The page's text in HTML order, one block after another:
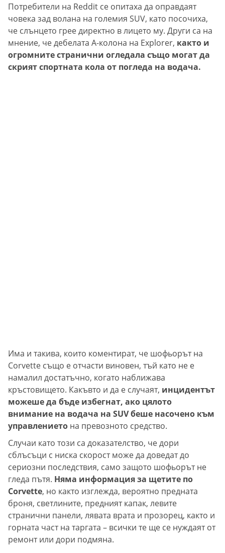
Потребители на Reddit се опитаха да оправдаят
човека зад волана на големия SUV, като посочиха,
че слънцето грее директно в лицето му. Други са на
мнение, че дебелата А-колона на Explorer, както и
огромните странични огледала също могат да
скрият спортната кола от погледа на водача.
Има и такива, които коментират, че шофьорът на
Corvette също е отчасти виновен, тъй като не е
намалил достатъчно, когато наближава
кръстовището. Какъвто и да е случаят, инцидентът
можеше да бъде избегнат, ако цялото
внимание на водача на SUV беше насочено към
управлението на превозното средство.
Случаи като този са доказателство, че дори
сблъсъци с ниска скорост може да доведат до
сериозни последствия, само защото шофьорът не
гледа пътя. Няма информация за щетите по
Corvette, но както изглежда, вероятно предната
броня, светлините, предният капак, левите
странични панели, лявата врата и прозорец, както и
горната част на таргата – всички те ще се нуждаят от
ремонт или дори подмяна.